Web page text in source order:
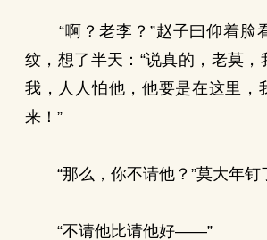
“啊？老李？”赵子曰仰着脸
纹，想了半天：“说真的，老莫，
我，人人怕他，他要是在这里，
来！”
“那么，你不请他？”莫大年钉
“不请他比请他好——”